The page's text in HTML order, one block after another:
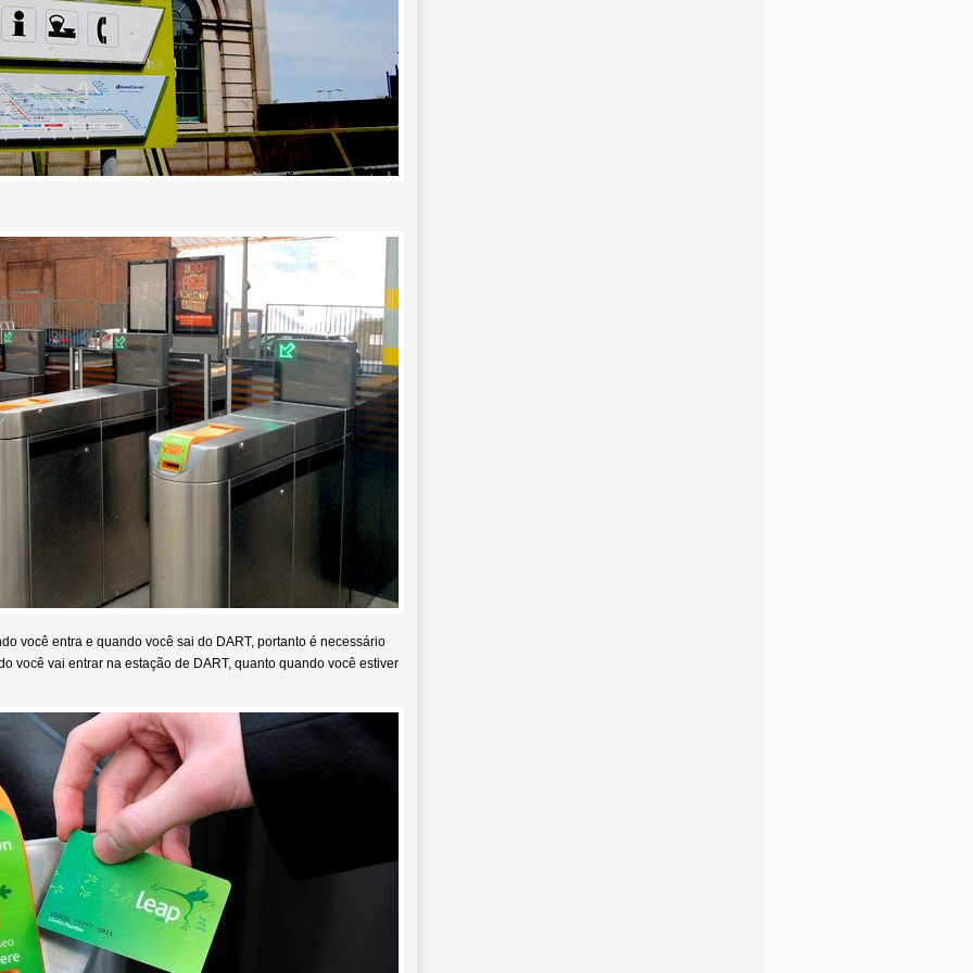
você entra e quando você sai do DART, portanto é necessário
você vai entrar na estação de DART, quanto quando você estiver